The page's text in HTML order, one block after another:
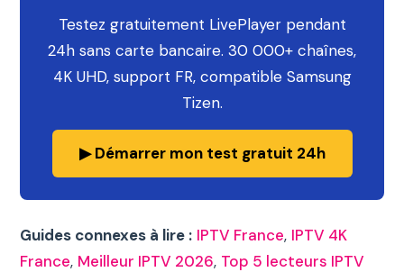
Testez gratuitement LivePlayer pendant
24h sans carte bancaire. 30 000+ chaînes,
4K UHD, support FR, compatible Samsung
Tizen.
▶ Démarrer mon test gratuit 24h
Guides connexes à lire : IPTV France, IPTV 4K
France, Meilleur IPTV 2026, Top 5 lecteurs IPTV